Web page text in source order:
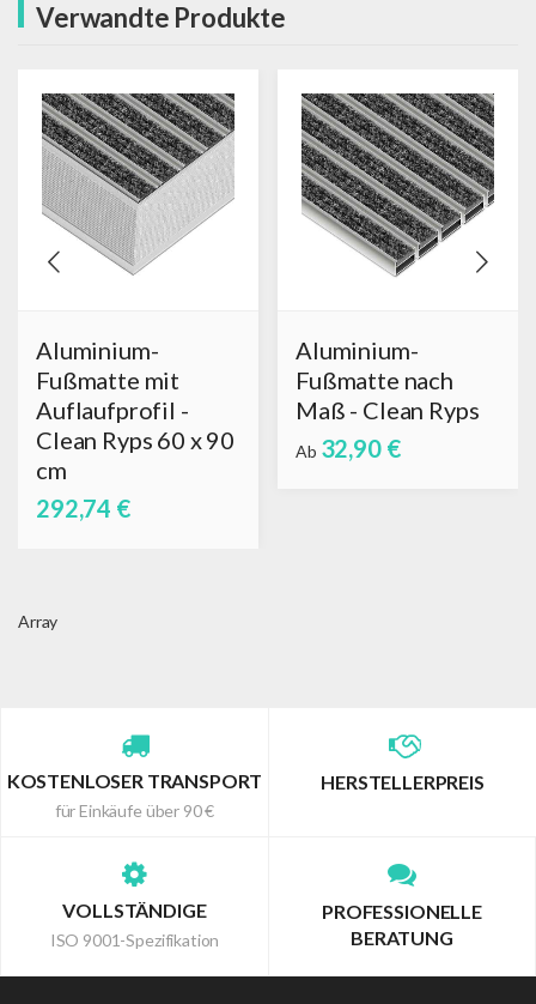
Verwandte Produkte
Aluminium-
Fußmatte mit
Auflaufprofil -
Clean Ryps 60 x 90
cm
292,74 €
Aluminium-
Fußmatte nach
Maß - Clean Ryps
Ab 32,90 €
Array
KOSTENLOSER TRANSPORT
für Einkäufe über 90 €
HERSTELLERPREIS
VOLLSTÄNDIGE
ISO 9001-Spezifikation
PROFESSIONELLE
BERATUNG